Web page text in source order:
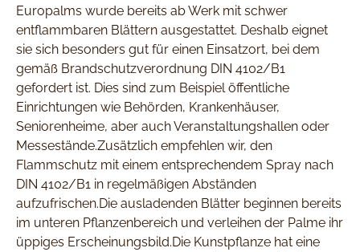
Europalms wurde bereits ab Werk mit schwer
entflammbaren Blättern ausgestattet. Deshalb eignet
sie sich besonders gut für einen Einsatzort, bei dem
gemäß Brandschutzverordnung DIN 4102/B1
gefordert ist. Dies sind zum Beispiel öffentliche
Einrichtungen wie Behörden, Krankenhäuser,
Seniorenheime, aber auch Veranstaltungshallen oder
Messestände.Zusätzlich empfehlen wir, den
Flammschutz mit einem entsprechendem Spray nach
DIN 4102/B1 in regelmäßigen Abständen
aufzufrischen.Die ausladenden Blätter beginnen bereits
im unteren Pflanzenbereich und verleihen der Palme ihr
üppiges Erscheinungsbild.Die Kunstpflanze hat eine